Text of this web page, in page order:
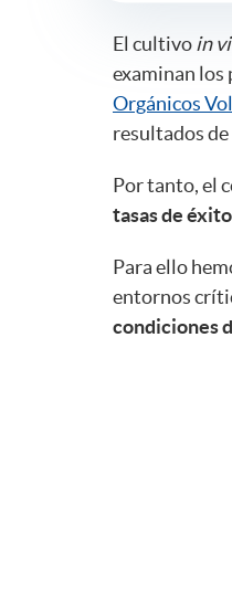
El cultivoin
examinan los
Orgánicos
resultados
Por tanto, el
tasas de
Para ello
entornos
condiciones